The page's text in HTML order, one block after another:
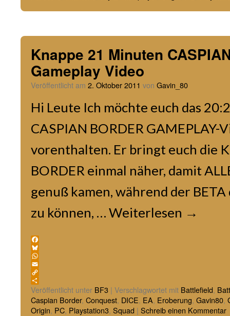
Knappe 21 Minuten
Gameplay Video
Veröffentlicht am 2. Oktober 2011 von Gavin_80
Hi Leute Ich möchte euch das
CASPIAN BORDER GAMEPLAY-
vorenthalten. Er bringt euch die
BORDER einmal näher, damit
genuß kamen, während der
zu können, …Weiterlesen →
Facebook
Bluesky
WhatsApp
Email
Copy
Link
Teilen
Veröffentlicht unter BF3 | Verschlagwortet mit Battlefield,
Caspian Border, Conquest, DICE, EA, Eroberung, Gavin80,
Origin, PC, Playstation3, Squad | Schreib einen Kommentar